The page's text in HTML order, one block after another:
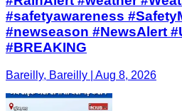
#safetyawareness
#newseason #NewsAlert
#BREAKING
Bareilly, Bareilly | Aug 8, 2026